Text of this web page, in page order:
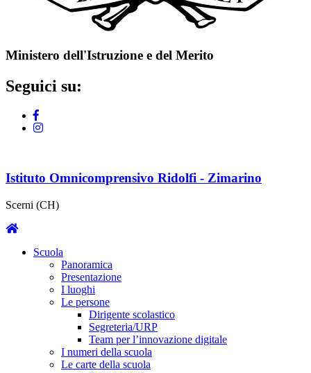
Ministero dell'Istruzione e del Merito
Seguici su:
Istituto Omnicomprensivo Ridolfi - Zimarino
Scerni (CH)
Scuola
Panoramica
Presentazione
I luoghi
Le persone
Dirigente scolastico
Segreteria/URP
Team per l’innovazione digitale
I numeri della scuola
Le carte della scuola